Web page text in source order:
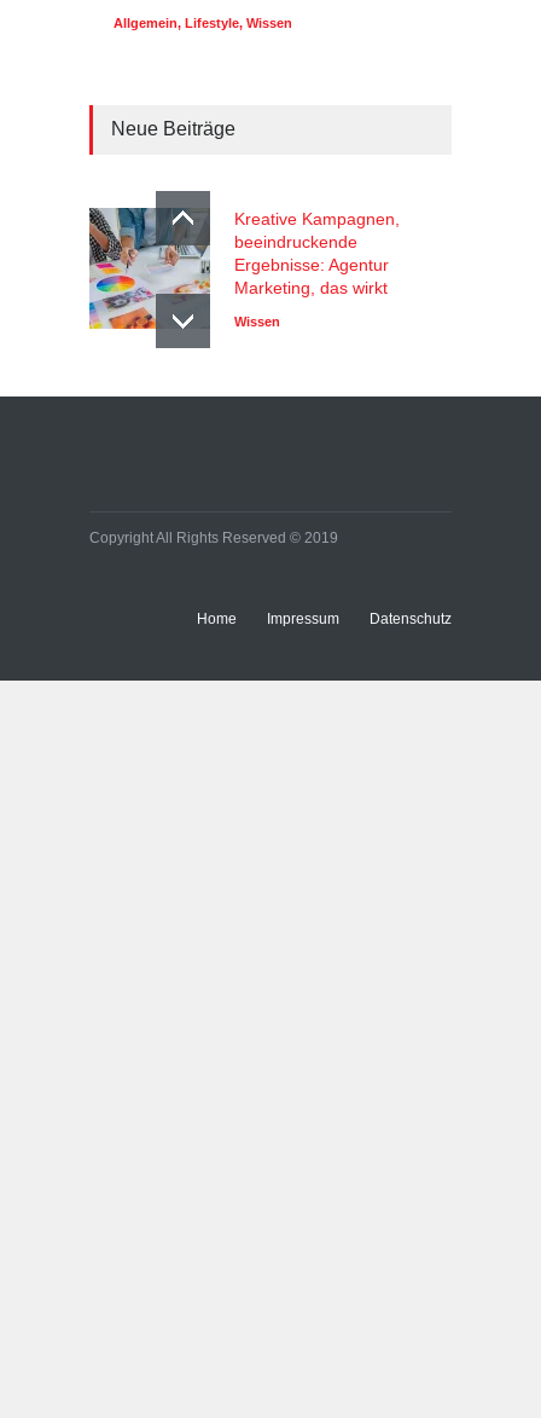
Allgemein, Lifestyle, Wissen
Neue Beiträge
Kreative Kampagnen,
beeindruckende
Ergebnisse: Agentur
Marketing, das wirkt
Wissen
Copyright All Rights Reserved © 2019
Home Impressum Datenschutz